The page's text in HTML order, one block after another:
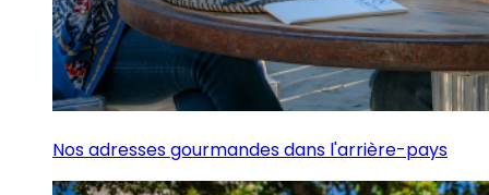
Nos adresses gourmandes dans l'arrière-pays